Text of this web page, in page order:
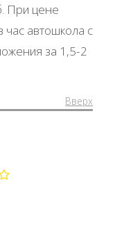
При цене
автошкола с
за 1,5-2
Вверх